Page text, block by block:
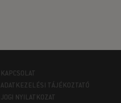
KAPCSOLAT
ADATKEZELÉSI TÁJÉKOZTATÓ
JOGI NYILATKOZAT